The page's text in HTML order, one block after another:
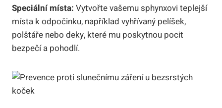
Speciální místa: Vytvořte vašemu sphynxovi teplejší
místa k odpočinku, například vyhřívaný pelíšek,
polštáře nebo deky, které mu poskytnou pocit
bezpečí a pohodlí.